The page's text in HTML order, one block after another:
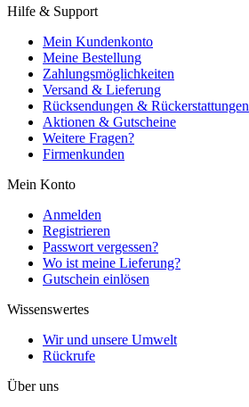
Hilfe & Support
Mein Kundenkonto
Meine Bestellung
Zahlungsmöglichkeiten
Versand & Lieferung
Rücksendungen & Rückerstattungen
Aktionen & Gutscheine
Weitere Fragen?
Firmenkunden
Mein Konto
Anmelden
Registrieren
Passwort vergessen?
Wo ist meine Lieferung?
Gutschein einlösen
Wissenswertes
Wir und unsere Umwelt
Rückrufe
Über uns